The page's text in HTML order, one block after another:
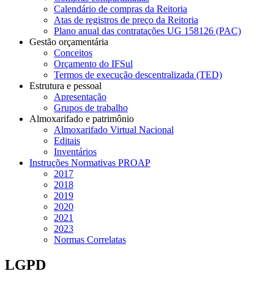
Calendário de compras da Reitoria
Atas de registros de preço da Reitoria
Plano anual das contratações UG 158126 (PAC)
Gestão orçamentária
Conceitos
Orçamento do IFSul
Termos de execução descentralizada (TED)
Estrutura e pessoal
Apresentação
Grupos de trabalho
Almoxarifado e patrimônio
Almoxarifado Virtual Nacional
Editais
Inventários
Instruções Normativas PROAP
2017
2018
2019
2020
2021
2023
Normas Correlatas
LGPD